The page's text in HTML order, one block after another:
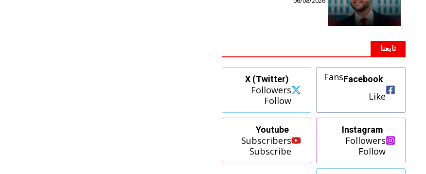
تابعنا
Facebook
Fans
Like
X (Twitter)
Followers
Follow
Instagram
Followers
Follow
Youtube
Subscribers
Subscribe